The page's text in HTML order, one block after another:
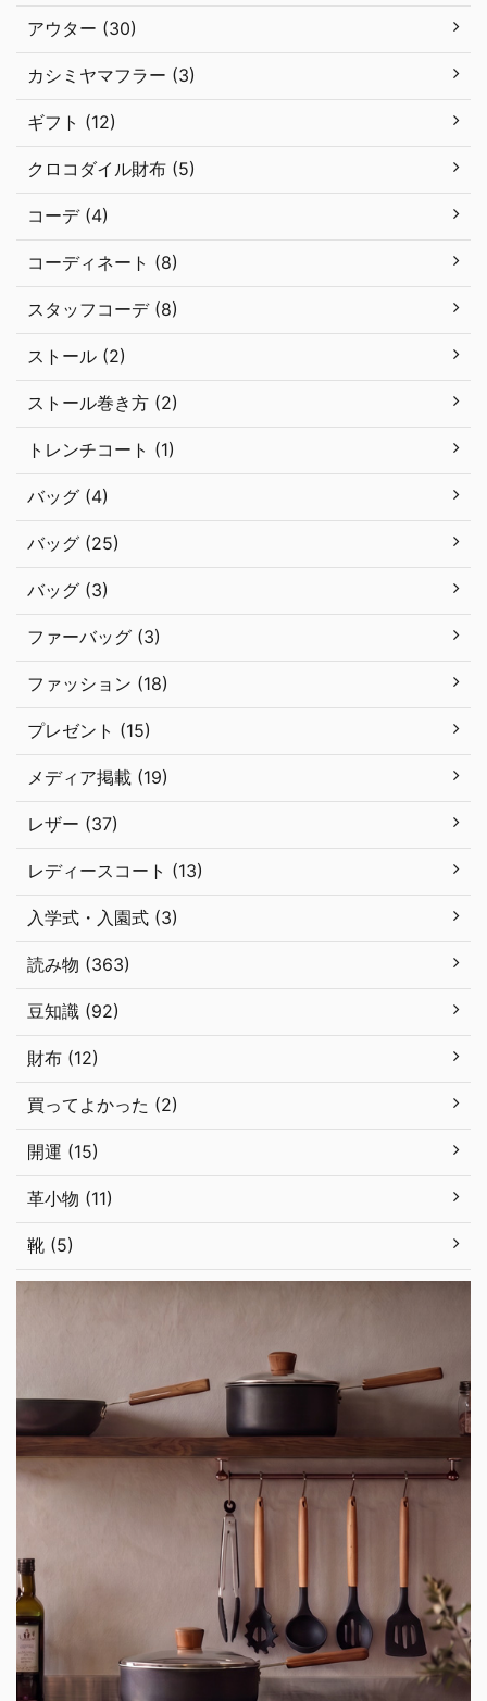
アウター (30)
カシミヤマフラー (3)
ギフト (12)
クロコダイル財布 (5)
コーデ (4)
コーディネート (8)
スタッフコーデ (8)
ストール (2)
ストール巻き方 (2)
トレンチコート (1)
バッグ (4)
バッグ (25)
バッグ (3)
ファーバッグ (3)
ファッション (18)
プレゼント (15)
メディア掲載 (19)
レザー (37)
レディースコート (13)
入学式・入園式 (3)
読み物 (363)
豆知識 (92)
財布 (12)
買ってよかった (2)
開運 (15)
革小物 (11)
靴 (5)